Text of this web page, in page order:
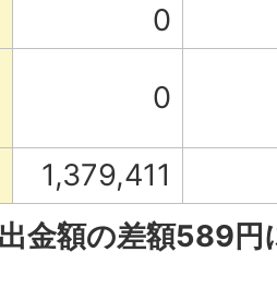
0
0
1,379,411
金額の差額589円